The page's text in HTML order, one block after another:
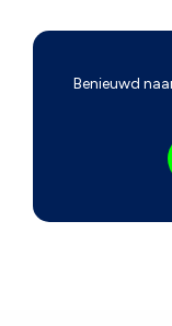
Benieuwd